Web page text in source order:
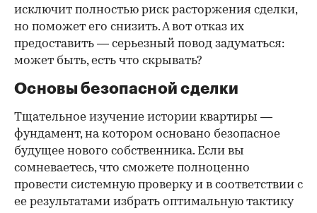
исключит полностью риск расторжения сделки,
но поможет его снизить. А вот отказ их
предоставить — серьезный повод задуматься:
может быть, есть что скрывать?
Основы безопасной сделки
Тщательное изучение истории квартиры —
фундамент, на котором основано безопасное
будущее нового собственника. Если вы
сомневаетесь, что сможете полноценно
провести системную проверку и в соответствии с
ее результатами избрать оптимальную тактику